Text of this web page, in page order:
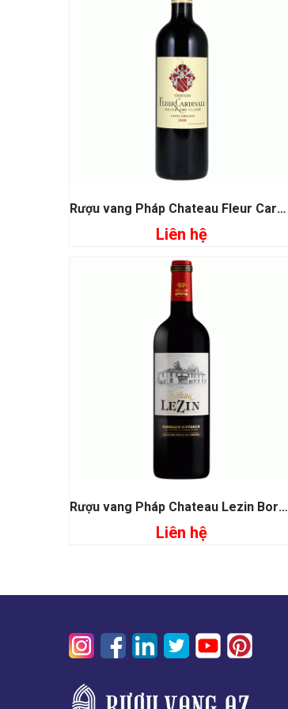
Đọc tiếp
Rượu vang Pháp Chateau Fleur Cardinale
Liên hệ
Đọc tiếp
Rượu vang Pháp Chateau Lezin Bordeaux Superieur
Liên hệ